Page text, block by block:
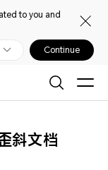
to you and
Continue
斜文档